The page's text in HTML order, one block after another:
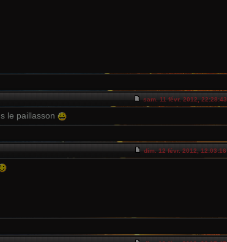
sam. 11 févr. 2012, 22:28:43
le paillasson
dim. 12 févr. 2012, 12:03:16